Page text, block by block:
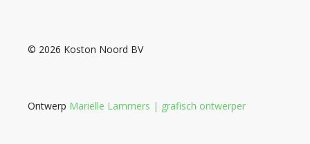
© 2026 Koston Noord BV
Ontwerp Mariëlle Lammers | grafisch ontwerper